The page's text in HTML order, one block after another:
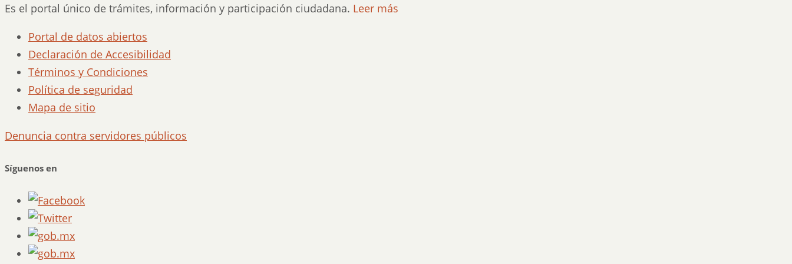
Es el portal único de trámites, información y participación ciudadana. Leer más
Portal de datos abiertos
Declaración de Accesibilidad
Términos y Condiciones
Política de seguridad
Mapa de sitio
Denuncia contra servidores públicos
Síguenos en